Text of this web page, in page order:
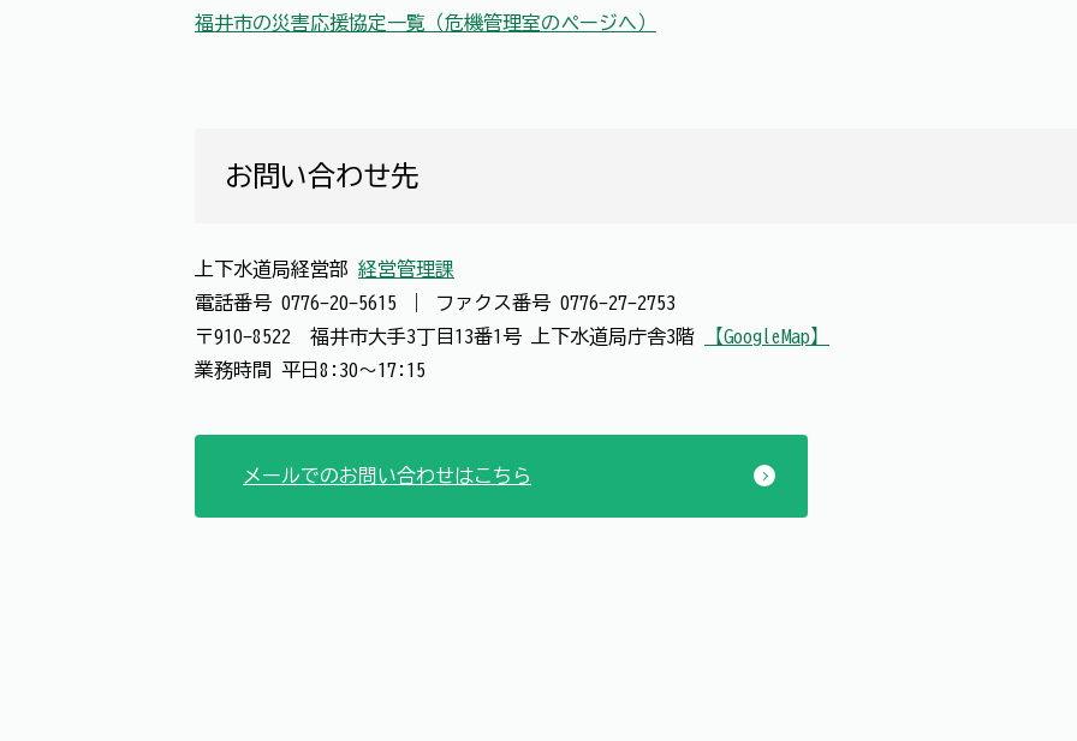
福井市の災害応援協定一覧（危機管理室のページへ）
お問い合わせ先
上下水道局経営部 経営管理課
電話番号 0776-20-5615 ファクス番号 0776-27-2753
〒910-8522 福井市大手3丁目13番1号 上下水道局庁舎3階
【GoogleMap】
業務時間 平日8:30～17:15
メールでのお問い合わせはこちら